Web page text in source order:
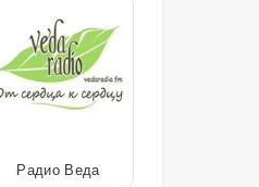
Радио Веда